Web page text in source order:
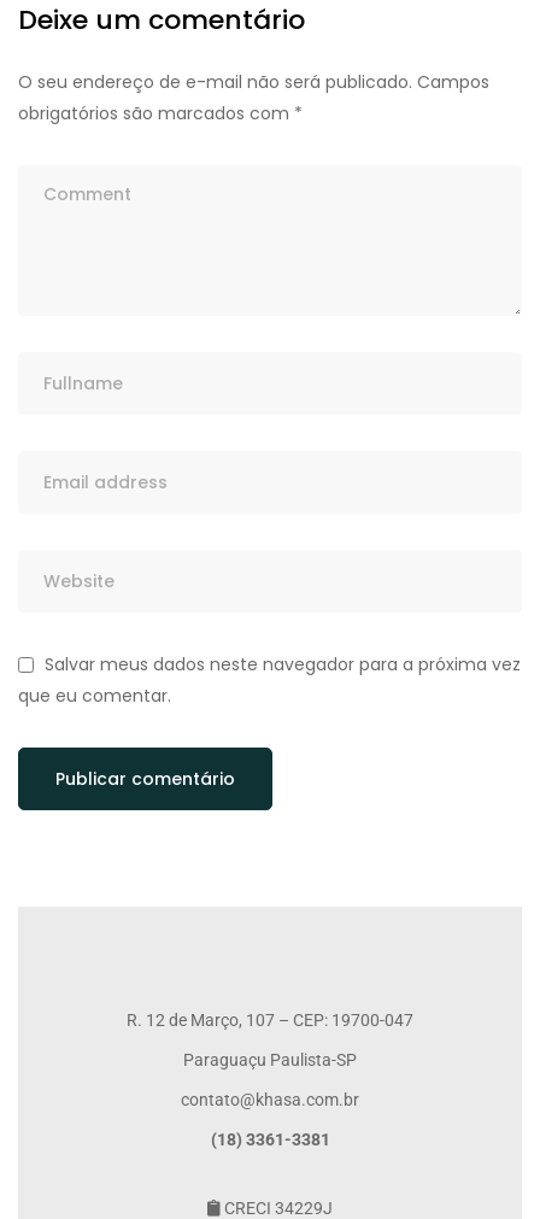
Deixe um comentário
O seu endereço de e-mail não será publicado. Campos
obrigatórios são marcados com *
Salvar meus dados neste navegador para a próxima vez
que eu comentar.
R. 12 de Março, 107 – CEP: 19700-047
Paraguaçu Paulista-SP
contato@khasa.com.br
(18) 3361-3381
CRECI 34229J